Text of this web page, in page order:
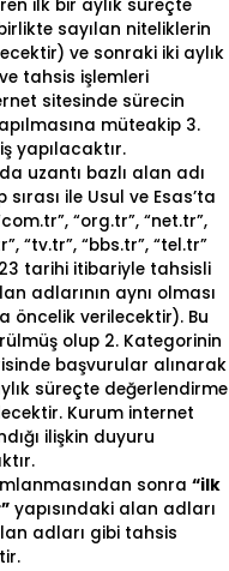
ilk bir aylık süreçte
sayılan niteliklerin
ve sonraki iki aylık
tahsis işlemleri
sitesinde sürecin
müteakip 3.
yapılacaktır.
uzantı bazlı alan adı
ile Usul ve Esas’ta
“org.tr”, “net.tr”,
“tv.tr”, “bbs.tr”, “tel.tr”
tarihi itibariyle tahsisli
adlarının aynı olması
öncelik verilecektir). Bu
olup 2. Kategorinin
başvurular alınarak
süreçte değerlendirme
Kurum internet
ilişkin duyuru
sonra “ilk
yapısındaki alan adları
adları gibi tahsis